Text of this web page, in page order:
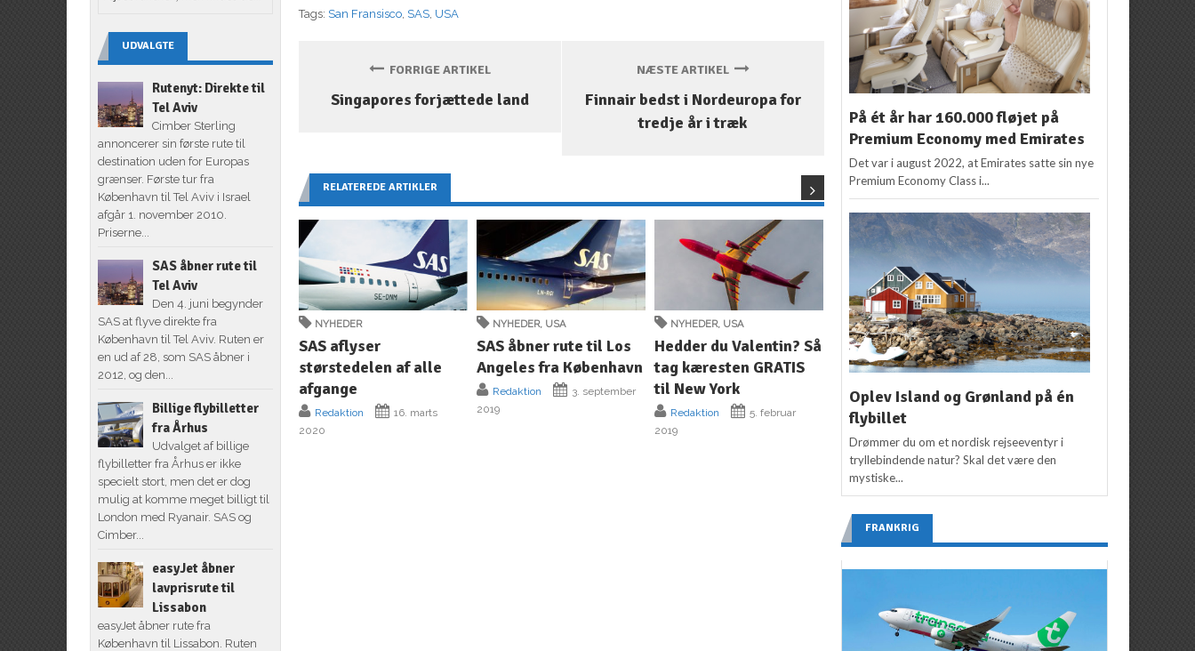
Tags: San Fransisco SAS USA
FORRIGE ARTIKEL
Singapores forjættede land
NÆSTE ARTIKEL
Finnair bedst i Nordeuropa for
tredje år i træk
RELATEREDE ARTIKLER
NYHEDER
SAS aflyser
størstedelen af alle
afgange
Redaktion
16. marts
2020
NYHEDER, USA
SAS åbner rute til Los
Angeles fra København
Redaktion
3. september
2019
NYHEDER, USA
Hedder du Valentin? Så
tag kæresten GRATIS
til New York
Redaktion
5. februar
2019
NYHEDER
Kun i fire dage: 40
rabat på flybillettens
pris
Redaktion
HONG KONG,
SAS åbner rute fra
København til Hong
Kong
UDVALGTE
Rutenyt: Direkte til
Tel Aviv
Cimber Sterling
annoncerer sin første rute til
destination uden for Europas
grænser. Første tur fra
København til Tel Aviv i Israel
afgår 1. november 2010.
Priserne...
SAS åbner rute til
Tel Aviv
Den 4. juni begynder
SAS at flyve direkte fra
København til Tel Aviv. Ruten er
en ud af 28, som SAS åbner i
2012, og den...
Billige flybilletter
fra Århus
Udvalget af billige
flybilletter fra Århus er ikke
specielt stort, men det er dog
mulig at komme meget billigt til
London med Ryanair. SAS og
Cimber...
easyJet åbner
lavprisrute til
Lissabon
easyJet åbner rute fra
København til Lissabon. Ruten
På ét år har 160.000 fløjet på
Premium Economy med Emirates
Det var i august 2022, at Emirates satte sin nye
Premium Economy Class i...
Oplev Island og Grønland på én
flybillet
Drømmer du om et nordisk rejseeventyr i
tryllebindende natur? Skal det være den
mystiske...
FRANKRIG